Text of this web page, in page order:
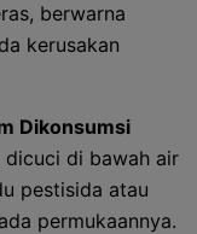
berwarna
kerusakan
Dikonsumsi
dicuci di bawah air
pestisida atau
permukaannya.